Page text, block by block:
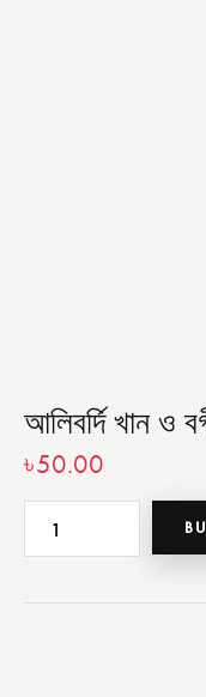
আলিবর্দি খান ও
৳50.00